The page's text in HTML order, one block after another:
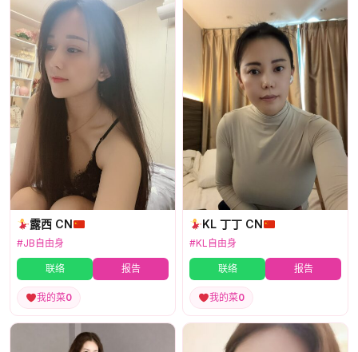
露西 CN
#JB自由身
联络 报告
我的菜0
KL 丁丁 CN
#KL自由身
联络 报告
我的菜0